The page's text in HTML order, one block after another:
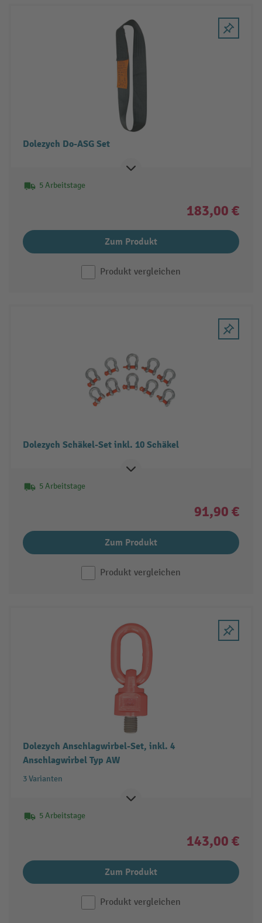
Dolezych Do-ASG Set
5 Arbeitstage
183,00 €
Zum Produkt
Produkt vergleichen
Dolezych Schäkel-Set inkl. 10 Schäkel
5 Arbeitstage
91,90 €
Zum Produkt
Produkt vergleichen
Dolezych Anschlagwirbel-Set, inkl. 4
Anschlagwirbel Typ AW
3 Varianten
5 Arbeitstage
143,00 €
Zum Produkt
Produkt vergleichen